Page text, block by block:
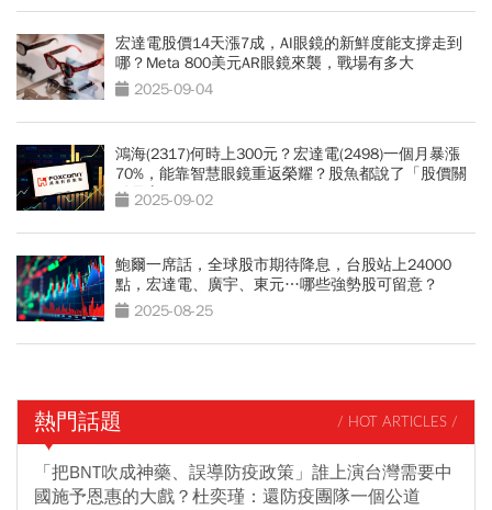
宏達電股價14天漲7成，AI眼鏡的新鮮度能支撐走到
哪？Meta 800美元AR眼鏡來襲，戰場有多大
2025-09-04
鴻海(2317)何時上300元？宏達電(2498)一個月暴漲
70%，能靠智慧眼鏡重返榮耀？股魚都說了「股價關
鍵是它」
2025-09-02
鮑爾一席話，全球股市期待降息，台股站上24000
點，宏達電、廣宇、東元…哪些強勢股可留意？
2025-08-25
熱門話題 / HOT ARTICLES /
「把BNT吹成神藥、誤導防疫政策」誰上演台灣需要中
國施予恩惠的大戲？杜奕瑾：還防疫團隊一個公道